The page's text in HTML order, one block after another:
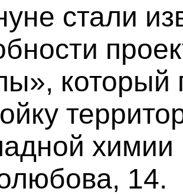
стали
который
химии
14.